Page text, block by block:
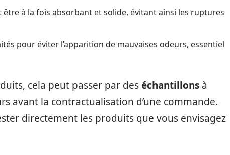
à la fois absorbant et solide, évitant ainsi les ruptures
pour éviter l’apparition de mauvaises odeurs, essentiel
cela peut passer par deséchantillons à
avant la contractualisation d’une commande.
directement les produits que vous envisagez